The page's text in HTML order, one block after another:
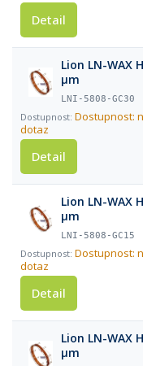
Detail
Lion LN-WAX
µm
LNI-5808-GC30
Dostupnost:
dotaz
Detail
Lion LN-WAX
µm
LNI-5808-GC15
Dostupnost:
dotaz
Detail
Lion LN-WAX
µm